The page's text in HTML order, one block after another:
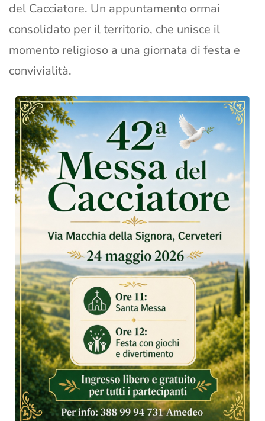
del Cacciatore. Un appuntamento ormai
consolidato per il territorio, che unisce il
momento religioso a una giornata di festa e
convivialità.